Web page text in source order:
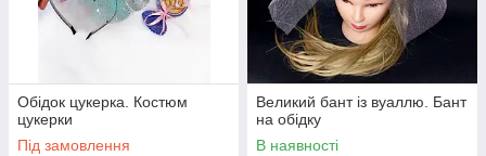
Обідок цукерка. Костюм
цукерки
Під замовлення
Великий бант із вуаллю. Бант
на обідку
В наявності